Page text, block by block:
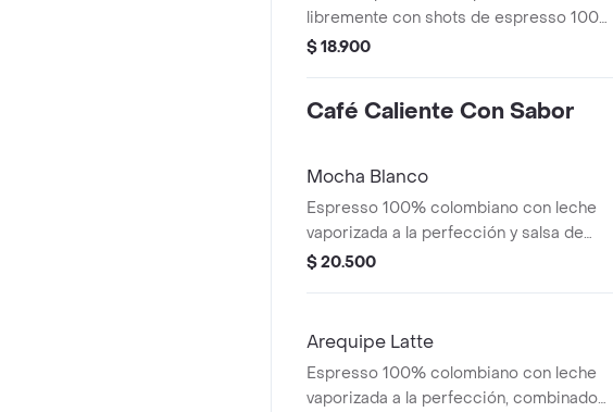
libremente con shots de espresso 100%
colombiano, con un shot de espresso
$ 18.900
Café Caliente Con Sabor
Mocha Blanco
Espresso 100% colombiano con leche
vaporizada a la perfección y salsa de
mocha blanco
$ 20.500
Arequipe Latte
Espresso 100% colombiano con leche
vaporizada a la perfección, combinado